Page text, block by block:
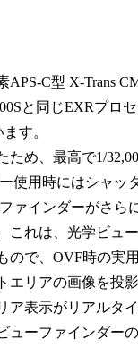
APS-C型 X-Trans
と同じEXRプロ
す。
ため、最高で1/
使用時にはシャ
ァインダーがさ
これは、光学ビュ
ので、OVF時の実
エリアの画像を投
ア表示がリアルタ
ューファインダー